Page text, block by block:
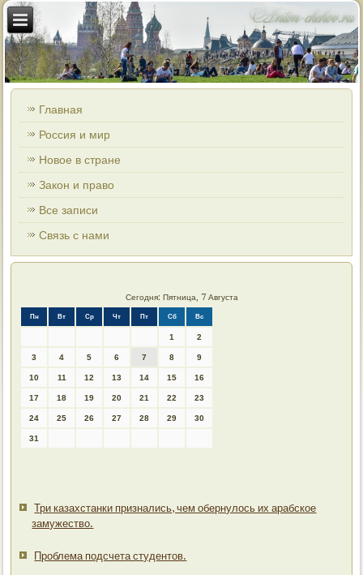
Главная
Россия и мир
Новое в стране
Закон и право
Все записи
Связь с нами
Сегодня: Пятница, 7 Августа
Пн Вт Ср Чт Пт Сб Вс
1 2
3 4 5 6 7 8 9
10 11 12 13 14 15 16
17 18 19 20 21 22 23
24 25 26 27 28 29 30
31
Три казахстанки признались, чем обернулось их арабское
замужество.
Проблема подсчета студентов.